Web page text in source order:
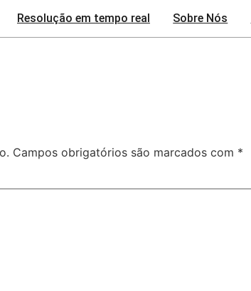
Resolução em tempo real Sobre Nós
Campos obrigatórios são marcados com *